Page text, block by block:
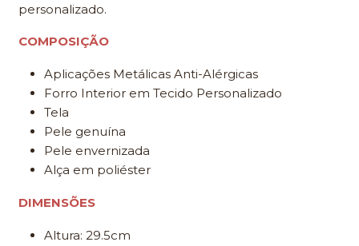
personalizado.
COMPOSIÇÃO
Aplicações Metálicas Anti-Alérgicas
Forro Interior em Tecido Personalizado
Tela
Pele genuína
Pele envernizada
Alça em poliéster
DIMENSÕES
Altura: 29.5cm